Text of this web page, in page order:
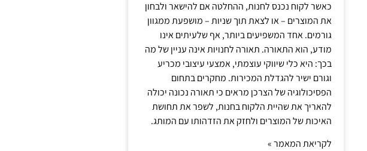
כאשר לקוח נכנס לחנות, ההחלטה אם להישאר ולבחון
את המוצרים – או לצאת תוך שניות – מושפעת ממגוון
גורמים. אחד המשפיעים ביותר, אף שלעיתים אינו
מודע, הוא התאורה. תאורה לחנויות אינה עניין של מה
בכך: היא כלי שיווקי עוצמתי, אמצעי עיצובי מכריע
וגורם ישיר להגדלת המכירות. מחקרים בתחום
הפסיכולוגיה של הצרכן מראים כי תאורה נכונה יכולה
להאריך את שהיית הלקוח בחנות, לשפר את תחושת
האיכות של המוצרים ולחזק את הזדהותו עם המותג.
לקריאת המאמר »